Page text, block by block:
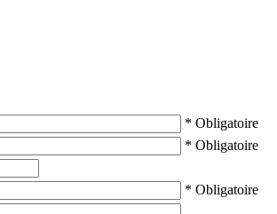
* Obligatoire
* Obligatoire
* Obligatoire